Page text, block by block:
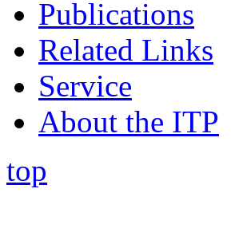
Publications
Related Links
Service
About the ITP
top